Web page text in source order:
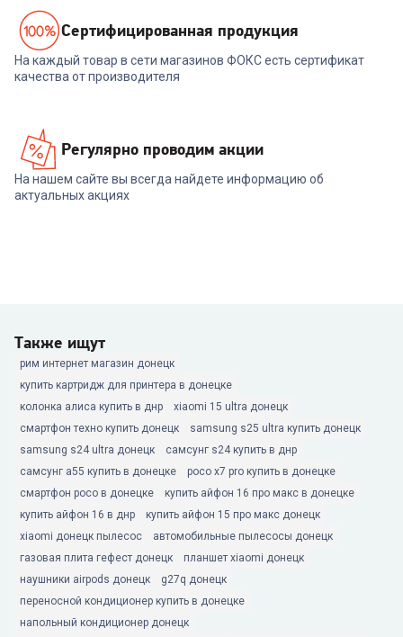
Cертифицированная продукция
На каждый товар в сети магазинов ФОКС есть сертификат
качества от производителя
Регулярно проводим акции
На нашем сайте вы всегда найдете информацию об
актуальных акциях
Также ищут
рим интернет магазин донецк
купить картридж для принтера в донецке
колонка алиса купить в днр
xiaomi 15 ultra донецк
смартфон техно купить донецк
samsung s25 ultra купить донецк
samsung s24 ultra донецк
самсунг s24 купить в днр
самсунг а55 купить в донецке
poco x7 pro купить в донецке
смартфон poco в донецке
купить айфон 16 про макс в донецке
купить айфон 16 в днр
купить айфон 15 про макс донецк
xiaomi донецк пылесос
автомобильные пылесосы донецк
газовая плита гефест донецк
планшет xiaomi донецк
наушники airpods донецк
g27q донецк
переносной кондиционер купить в донецке
напольный кондиционер донецк